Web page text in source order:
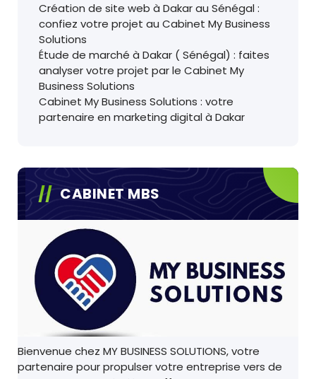
Création de site web à Dakar au Sénégal :
confiez votre projet au Cabinet My Business
Solutions
Étude de marché à Dakar ( Sénégal) : faites
analyser votre projet par le Cabinet My
Business Solutions
Cabinet My Business Solutions : votre
partenaire en marketing digital à Dakar
CABINET MBS
Bienvenue chez MY BUSINESS SOLUTIONS, votre
partenaire pour propulser votre entreprise vers de